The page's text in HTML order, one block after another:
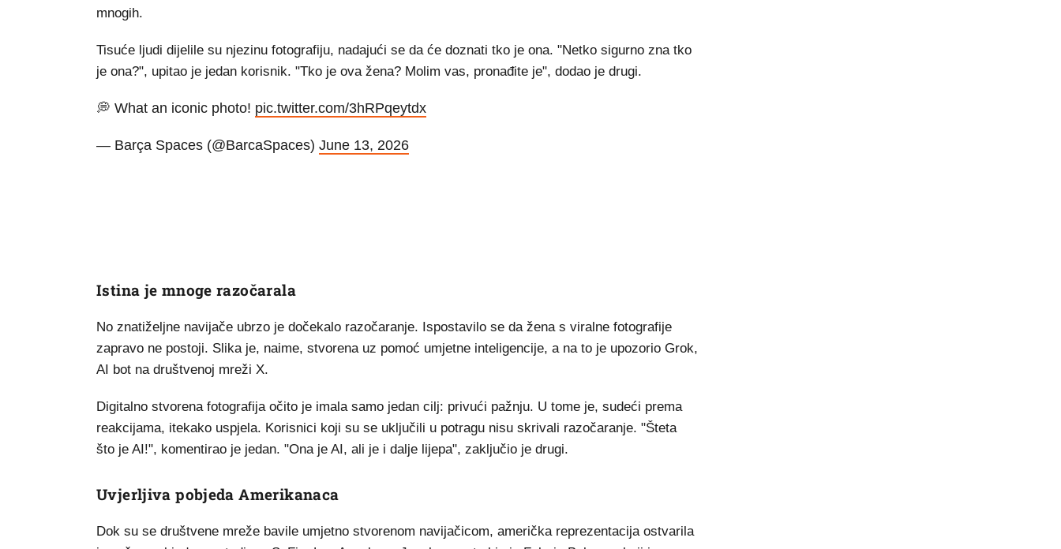
mnogih.
Tisuće ljudi dijelile su njezinu fotografiju, nadajući se da će doznati tko je ona. "Netko sigurno zna tko
je ona?", upitao je jedan korisnik. "Tko je ova žena? Molim vas, pronađite je", dodao je drugi.
💭 What an iconic photo! pic.twitter.com/3hRPqeytdx
— Barça Spaces (@BarcaSpaces) June 13, 2026
Istina je mnoge razočarala
No znatiželjne navijače ubrzo je dočekalo razočaranje. Ispostavilo se da žena s viralne fotografije
zapravo ne postoji. Slika je, naime, stvorena uz pomoć umjetne inteligencije, a na to je upozorio Grok,
AI bot na društvenoj mreži X.
Digitalno stvorena fotografija očito je imala samo jedan cilj: privući pažnju. U tome je, sudeći prema
reakcijama, itekako uspjela. Korisnici koji su se uključili u potragu nisu skrivali razočaranje. "Šteta
što je AI!", komentirao je jedan. "Ona je AI, ali je i dalje lijepa", zaključio je drugi.
Uvjerljiva pobjeda Amerikanaca
Dok su se društvene mreže bavile umjetno stvorenom navijačicom, američka reprezentacija ostvarila